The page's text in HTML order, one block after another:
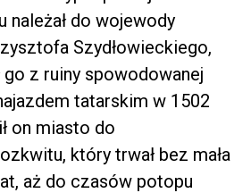
należał do wojewody
Szydłowieckiego,
go z ruiny spowodowanej
tatarskim w 1502
on miasto do
który trwał bez mała
aż do czasów potopu